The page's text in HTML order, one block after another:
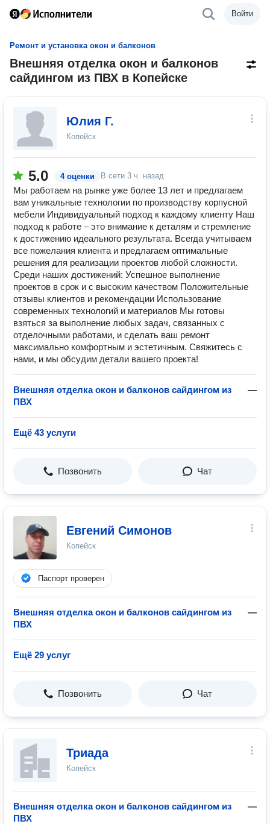
Войти
Ремонт и установка окон и балконов
Внешняя отделка окон и балконов
сайдингом из ПВХ в Копейске
Юлия Г.
Копейск
5.0 4 оценки В сети 3 ч. назад
Мы работаем на рынке уже более 13 лет и предлагаем
вам уникальные технологии по производству корпусной
мебели Индивидуальный подход к каждому клиенту Наш
подход к работе – это внимание к деталям и стремление
к достижению идеального результата. Всегда учитываем
все пожелания клиента и предлагаем оптимальные
решения для реализации проектов любой сложности.
Среди наших достижений: Успешное выполнение
проектов в срок и с высоким качеством Положительные
отзывы клиентов и рекомендации Использование
современных технологий и материалов Мы готовы
взяться за выполнение любых задач, связанных с
отделочными работами, и сделать ваш ремонт
максимально комфортным и эстетичным. Свяжитесь с
нами, и мы обсудим детали вашего проекта!
Внешняя отделка окон и балконов сайдингом из
ПВХ
—
Ещё 43 услуги
Позвонить Чат
Евгений Симонов
Копейск
Паспорт проверен
Внешняя отделка окон и балконов сайдингом из
ПВХ
—
Ещё 29 услуг
Позвонить Чат
Триада
Копейск
Внешняя отделка окон и балконов сайдингом из
ПВХ
—